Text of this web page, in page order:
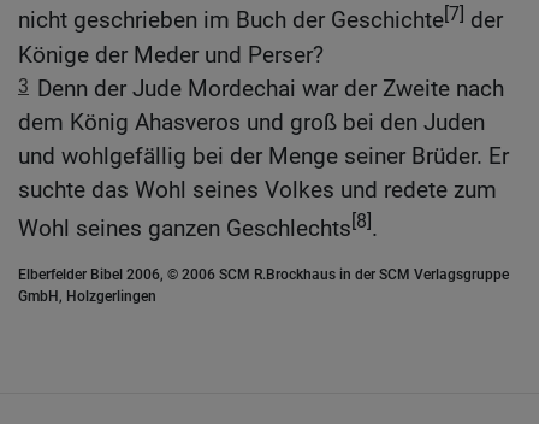
nicht geschrieben im Buch der Geschichte[7] der
Könige der Meder und Perser?
3 Denn der Jude Mordechai war der Zweite nach
dem König Ahasveros und groß bei den Juden
und wohlgefällig bei der Menge seiner Brüder. Er
suchte das Wohl seines Volkes und redete zum
Wohl seines ganzen Geschlechts[8].
Elberfelder Bibel 2006, © 2006 SCM R.Brockhaus in der SCM Verlagsgruppe
GmbH, Holzgerlingen